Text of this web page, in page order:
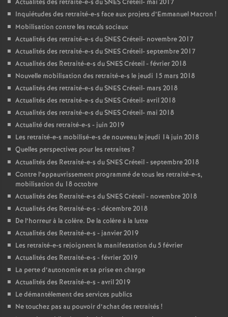
Actualités des retraité-e-s duSNESCréteil- mai 2017
Inquiétudes des retraité-e-s face aux projets d’Emmanuel Macron !
Mobilisation contre les reculs sociaux
Actualités des retraité-e-s duSNESCréteil- novembre 2017
Actualités des retraité-e-s duSNESCréteil- septembre 2017
Actualités des Retraité-e-s duSNESCréteil - février 2018
Nouvelle mobilisation des retraité-e-s le jeudi 15 mars 2018
Actualités des retraité-e-s duSNESCréteil- mars 2018
Actualités des retraité-e-s duSNESCréteil- avril 2018
Actualités des retraité-e-s duSNESCréteil- mai 2018
Actualité des retraité-e-s - juin 2019
Les retraité-e-s mobilisé-e-s de nouveau le jeudi 14 juin 2018
Quelles perspectives pour les retraites ?
Actualités des Retraité-e-s duSNESCréteil - septembre 2018
Contre l’appauvrissement programmé de tous les retraité-e-s,
mobilisation du 18 octobre
Actualités des Retraité-e-s duSNESCréteil - novembre 2018
Actualités des Retraité-e-s - décembre 2018
De l’horreur à la colère. De la colère à la lutte
Actualités des Retraité-e-s - janvier 2019
Les retraité-e-s rejoignent la manifestation du 5 février
Actualités des Retraité-e-s - février 2019
La perte d’autonomie et sa prise en charge
Actualités des Retraité-e-s - avril 2019
Le démantèlement des services publics
Ne touchez pas au pouvoir d’achat des retraités !